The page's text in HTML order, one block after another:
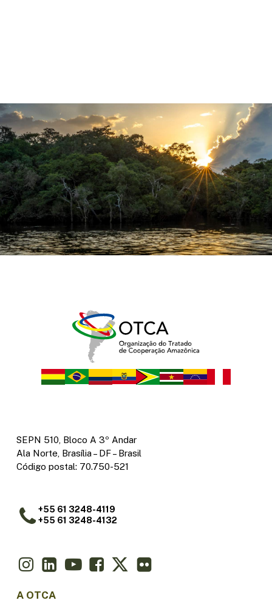
SEPN 510, Bloco A 3º Andar
Ala Norte, Brasília – DF – Brasil
Código postal: 70.750-521
+55 61 3248-4119
+55 61 3248-4132
A OTCA